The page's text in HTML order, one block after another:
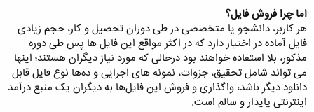
اما چرا فروش فایل؟
هر کاربر، دانشجو یا متخصصی در طی دوران تحصیل و کار، حجم زیادی
فایل آماده در اختیار دارد که در اکثر مواقع این فایل ها پس طی دوره
مذکور، بلا استفاده خواهند بود درحالی که مورد نیاز دیگران هستند؛ اینها
می تواند شامل تحقیق، جزوات، نمونه های اجرایی و ده‌ها نوع فایل قابل
دانلود دیگر باشد، واگذاری و فروش این فایل‌ها به دیگران یک منبع درآمد
اینترنتی پایدار و سالم است.